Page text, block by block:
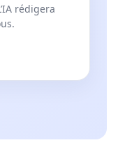
rédigera